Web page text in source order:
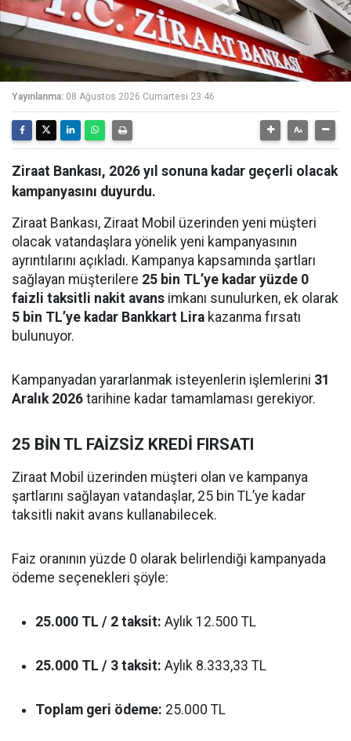
Yayınlanma: 08 Ağustos 2026 Cumartesi 23:46
Ziraat Bankası, 2026 yıl sonuna kadar geçerli olacak
kampanyasını duyurdu.
Ziraat Bankası, Ziraat Mobil üzerinden yeni müşteri
olacak vatandaşlara yönelik yeni kampanyasının
ayrıntılarını açıkladı. Kampanya kapsamında şartları
sağlayan müşterilere 25 bin TL’ye kadar yüzde 0
faizli taksitli nakit avans imkanı sunulurken, ek olarak
5 bin TL’ye kadar Bankkart Lira kazanma fırsatı
bulunuyor.
Kampanyadan yararlanmak isteyenlerin işlemlerini 31
Aralık 2026 tarihine kadar tamamlaması gerekiyor.
25 BİN TL FAİZSİZ KREDİ FIRSATI
Ziraat Mobil üzerinden müşteri olan ve kampanya
şartlarını sağlayan vatandaşlar, 25 bin TL’ye kadar
taksitli nakit avans kullanabilecek.
Faiz oranının yüzde 0 olarak belirlendiği kampanyada
ödeme seçenekleri şöyle:
25.000 TL / 2 taksit: Aylık 12.500 TL
25.000 TL / 3 taksit: Aylık 8.333,33 TL
Toplam geri ödeme: 25.000 TL